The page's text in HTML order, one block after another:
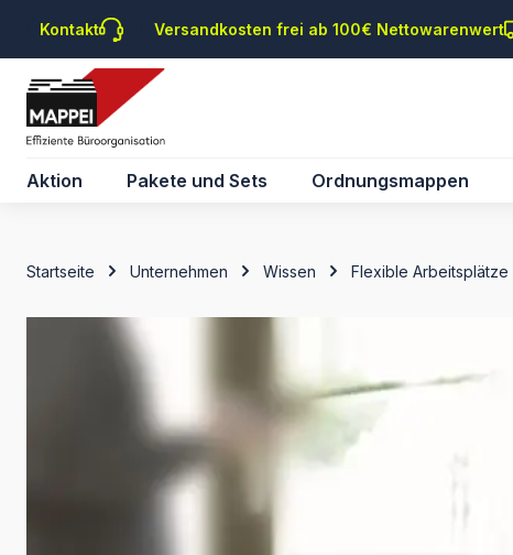
Hauptinhalt springen
Zur Suche springen
Zur Hauptnavigation springen
Kontakt Versandkosten frei ab 100€ Nettowarenwert
Aktion Pakete und Sets Ordnungsmappen
Startseite Unternehmen Wissen Flexible Arbeitsplätze